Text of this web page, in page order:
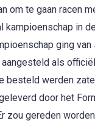
om te gaan racen
in
ging
als
besteld werden
door het
zou gereden